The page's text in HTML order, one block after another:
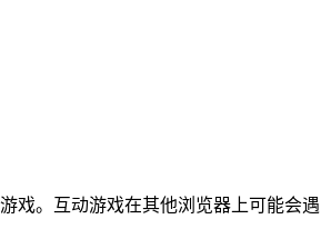
戏。互动游戏在其他浏览器上可能会